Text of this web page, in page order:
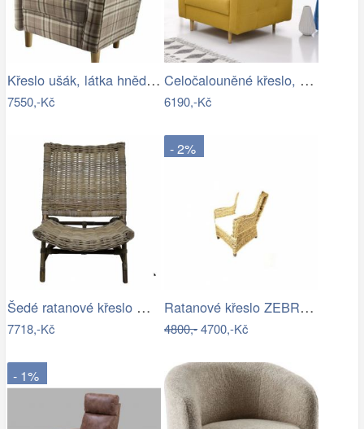
Křeslo ušák, látka hnědé káro, Charlot…
7550,-Kč
Celočalouněné křeslo, hořčicová látka,…
6190,-Kč
Šedé ratanové křeslo Mirri - 57*85…
7718,-Kč
- 2%
Ratanové křeslo ZEBRA ušák - banánový…
4800,-4700,-Kč
- 1%